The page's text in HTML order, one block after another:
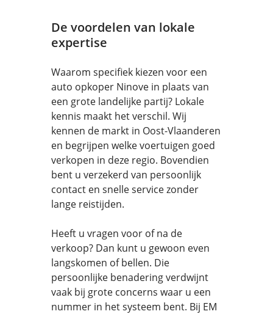
De voordelen van lokale
expertise
Waarom specifiek kiezen voor een
auto opkoper Ninove in plaats van
een grote landelijke partij? Lokale
kennis maakt het verschil. Wij
kennen de markt in Oost-Vlaanderen
en begrijpen welke voertuigen goed
verkopen in deze regio. Bovendien
bent u verzekerd van persoonlijk
contact en snelle service zonder
lange reistijden.
Heeft u vragen voor of na de
verkoop? Dan kunt u gewoon even
langskomen of bellen. Die
persoonlijke benadering verdwijnt
vaak bij grote concerns waar u een
nummer in het systeem bent. Bij EM